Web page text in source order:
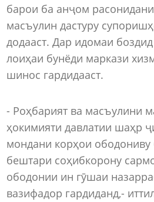
барои ба анҷом
масъулин дастуру
додааст. Дар идомаи
лоиҳаи бунёди маркази
шинос гардидааст.
- Роҳбарият ва масъулини
ҳокимияти давлатии шаҳр
мондани корҳои ободониву
бештари соҳибкорону
ободонии ин гӯшаи
вазифадор гардиданд,-